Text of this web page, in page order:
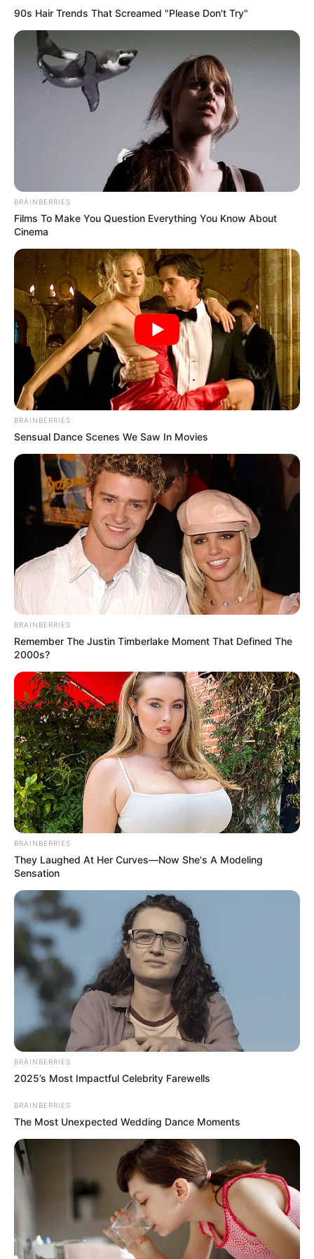
Пов’язаний запис
90s Hair Trends That Screamed "Please Don't Try"
BRAINBERRIES
Films To Make You Question Everything You Know About
Cinema
BRAINBERRIES
Sensual Dance Scenes We Saw In Movies
BRAINBERRIES
Remember The Justin Timberlake Moment That Defined The
2000s?
BRAINBERRIES
They Laughed At Her Curves—Now She's A Modeling
Sensation
BRAINBERRIES
2025’s Most Impactful Celebrity Farewells
BRAINBERRIES
The Most Unexpected Wedding Dance Moments